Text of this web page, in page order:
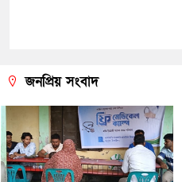
জনপ্রিয় সংবাদ